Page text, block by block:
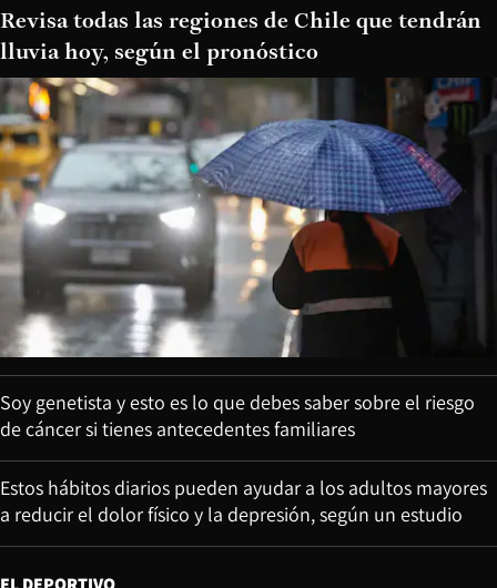
Revisa todas las regiones de Chile que tendrán
lluvia hoy, según el pronóstico
Soy genetista y esto es lo que debes saber sobre el riesgo
de cáncer si tienes antecedentes familiares
Estos hábitos diarios pueden ayudar a los adultos mayores
a reducir el dolor físico y la depresión, según un estudio